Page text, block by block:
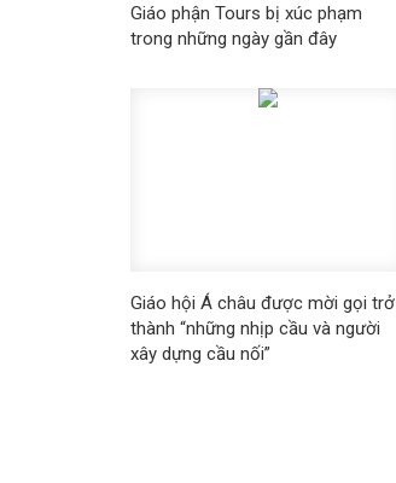
Giáo phận Tours bị xúc phạm
trong những ngày gần đây
Giáo hội Á châu được mời gọi trở
thành “những nhịp cầu và người
xây dựng cầu nối”